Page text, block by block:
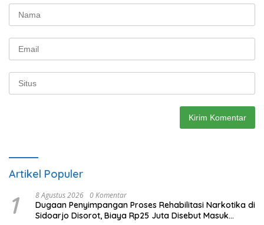
Artikel Populer
1 8 Agustus 2026 0 Komentar
Dugaan Penyimpangan Proses Rehabilitasi Narkotika di
Sidoarjo Disorot, Biaya Rp25 Juta Disebut Masuk